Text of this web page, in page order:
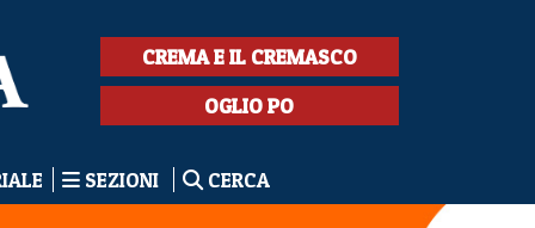
CREMA E IL CREMASCO
OGLIO PO
SEZIONI CERCA